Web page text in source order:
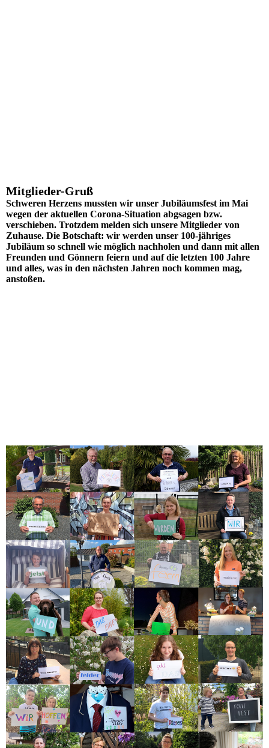
Mitglieder-Gruß
Schweren Herzens mussten wir unser Jubiläumsfest im Mai
wegen der aktuellen Corona-Situation abgsagen bzw.
verschieben. Trotzdem melden sich unsere Mitglieder von
Zuhause. Die Botschaft: wir werden unser 100-jähriges
Jubiläum so schnell wie möglich nachholen und dann mit allen
Freunden und Gönnern feiern und auf die letzten 100 Jahre
und alles, was in den nächsten Jahren noch kommen mag,
anstoßen.